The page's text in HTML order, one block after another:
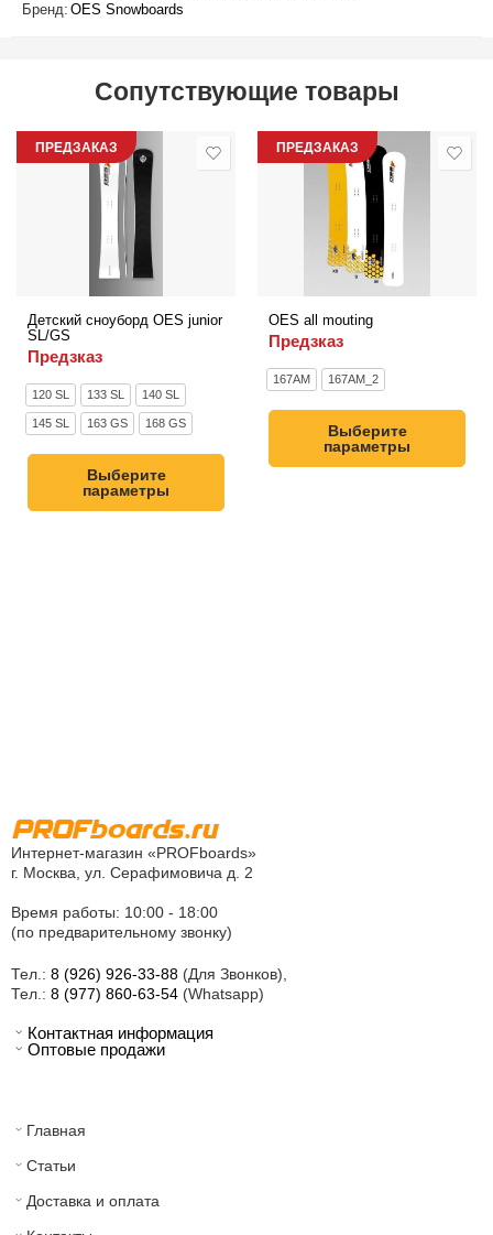
Бренд: OES Snowboards
Сопутствующие товары
ПРЕДЗАКАЗ
Детский сноуборд OES junior
SL/GS
Предзказ
120 SL 133 SL 140 SL
145 SL 163 GS 168 GS
Выберите
параметры
ПРЕДЗАКАЗ
OES all mouting
Предзказ
167AM 167AM_2
Выберите
параметры
Интернет-магазин «PROFboards»
г. Москва, ул. Серафимовича д. 2
Время работы: 10:00 - 18:00
(по предварительному звонку)
Тел.: 8 (926) 926-33-88 (Для Звонков),
Тел.: 8 (977) 860-63-54 (Whatsapp)
Контактная информация
Оптовые продажи
Главная
Статьи
Доставка и оплата